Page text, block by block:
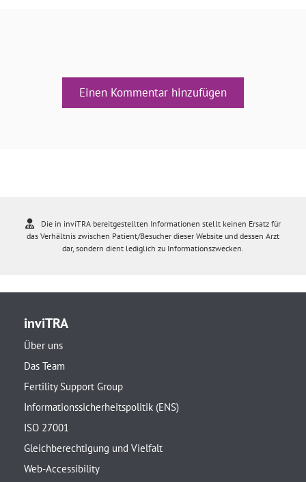
Einen Kommentar hinzufügen
Die in inviTRA bereitgestellten Informationen stellt keinen Ersatz für
das Verhältnis zwischen Patient/Besucher dieser Website und dessen Arzt
dar, sondern dient lediglich zu Informationszwecken.
inviTRA
Über uns
Das Team
Fertility Support Group
Informationssicherheitspolitik (ENS)
ISO 27001
Gleichberechtigung und Vielfalt
Web-Accessibility